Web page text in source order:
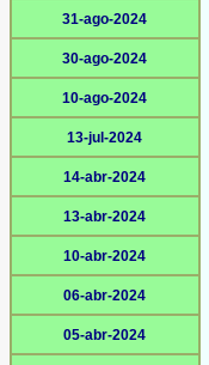
31-ago-2024
30-ago-2024
10-ago-2024
13-jul-2024
14-abr-2024
13-abr-2024
10-abr-2024
06-abr-2024
05-abr-2024